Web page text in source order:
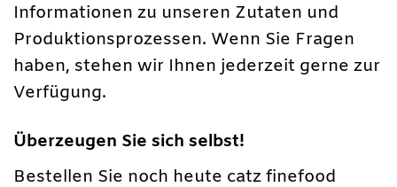
Informationen zu unseren Zutaten und
Produktionsprozessen. Wenn Sie Fragen
haben, stehen wir Ihnen jederzeit gerne zur
Verfügung.
Überzeugen Sie sich selbst!
Bestellen Sie noch heute catz finefood